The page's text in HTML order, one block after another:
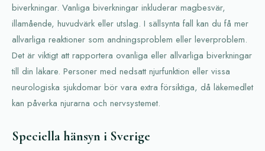
biverkningar. Vanliga biverkningar inkluderar magbesvär,
illamående, huvudvärk eller utslag. I sällsynta fall kan du få mer
allvarliga reaktioner som andningsproblem eller leverproblem.
Det är viktigt att rapportera ovanliga eller allvarliga biverkningar
till din läkare. Personer med nedsatt njurfunktion eller vissa
neurologiska sjukdomar bör vara extra försiktiga, då läkemedlet
kan påverka njurarna och nervsystemet.
Speciella hänsyn i Sverige